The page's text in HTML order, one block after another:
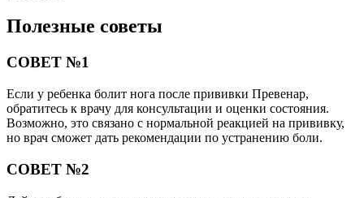
Полезные советы
СОВЕТ №1
Если у ребенка болит нога после прививки Превенар,
обратитесь к врачу для консультации и оценки состояния.
Возможно, это связано с нормальной реакцией на прививку,
но врач сможет дать рекомендации по устранению боли.
СОВЕТ №2